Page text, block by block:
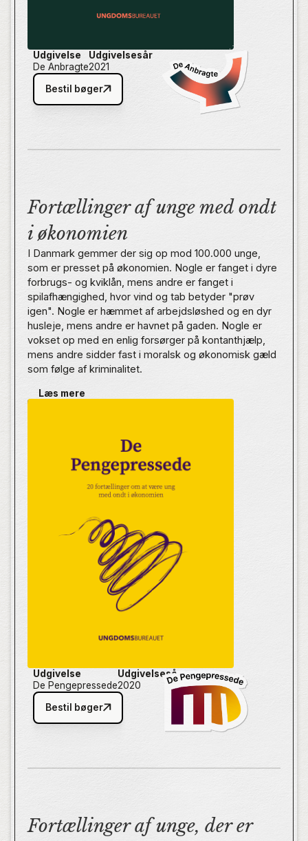
Udgivelse
De Anbragte
Udgivelsesår
2021
Bestil bøger
Udgivelse
De Pengepressede
Udgivelsesår
2020
Bestil bøger
Fortællinger af unge med ondt
i økonomien
I Danmark gemmer der sig op mod 100.000 unge,
som er presset på økonomien. Nogle er fanget i dyre
forbrugs- og kviklån, mens andre er fanget i
spilafhængighed, hvor vind og tab betyder "prøv
igen". Nogle er hæmmet af arbejdsløshed og en dyr
husleje, mens andre er havnet på gaden. Nogle er
vokset op med en enlig forsørger på kontanthjælp,
mens andre sidder fast i moralsk og økonomisk gæld
som følge af kriminalitet.
Det er kun et udpluk, for pengepres tager mange
Læs mere
Fortællinger af unge, der er